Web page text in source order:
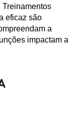
Treinamentos
eficaz são
a
impactam a